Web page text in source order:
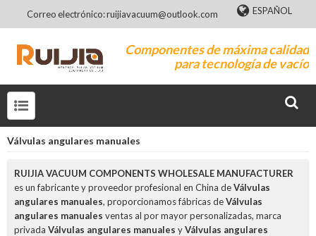
Correo electrónico: ruijiavacuum@outlook.com ESPAÑOL
Componentes de máxima calidad
para tecnología de vacío
Válvulas angulares manuales
RUIJIA VACUUM COMPONENTS WHOLESALE MANUFACTURER
es un fabricante y proveedor profesional en China deVálvulas
angulares manuales, proporcionamos fábricas deVálvulas
angulares manuales ventas al por mayor personalizadas, marca
privada Válvulas angulares manuales yVálvulas angulares